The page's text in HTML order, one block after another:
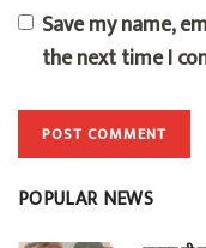
Save my name,
the next time I
POPULAR NEWS